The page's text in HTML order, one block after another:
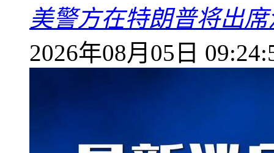
美警方在特朗普将出
2026年08月05日